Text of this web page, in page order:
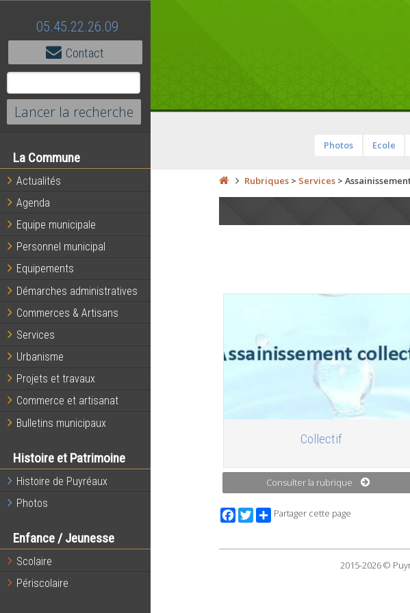
05.45.22.26.09
Contact
La Commune
Actualités
Agenda
Equipe municipale
Personnel municipal
Equipements
Démarches administratives
Commerces & Artisans
Services
Urbanisme
Projets et travaux
Commerce et artisanat
Bulletins municipaux
Histoire et Patrimoine
Histoire de Puyréaux
Photos
Enfance / Jeunesse
Scolaire
Périscolaire
Photos Ecole
Rubriques> Services>
Collectif
Consulter la rubrique
Facebook
TwitterPartager cette page
2015-2026 ©